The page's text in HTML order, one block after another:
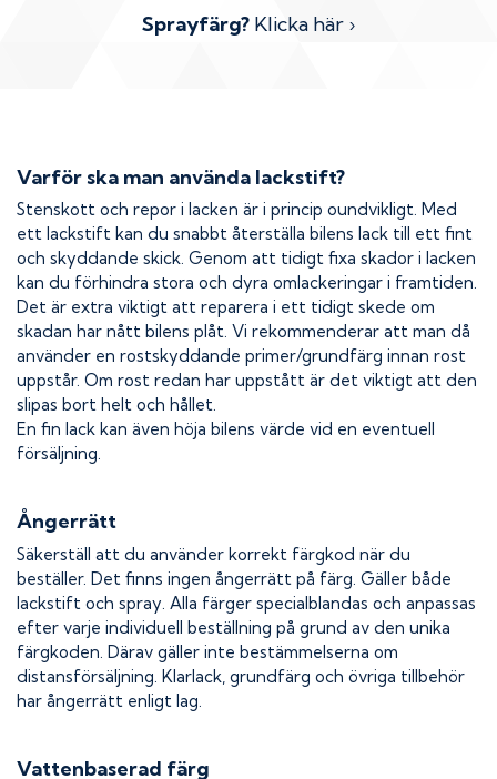
Sprayfärg? Klicka här ›
Varför ska man använda lackstift?
Stenskott och repor i lacken är i princip oundvikligt. Med
ett lackstift kan du snabbt återställa bilens lack till ett fint
och skyddande skick. Genom att tidigt fixa skador i lacken
kan du förhindra stora och dyra omlackeringar i framtiden.
Det är extra viktigt att reparera i ett tidigt skede om
skadan har nått bilens plåt. Vi rekommenderar att man då
använder en rostskyddande primer/grundfärg innan rost
uppstår. Om rost redan har uppstått är det viktigt att den
slipas bort helt och hållet.
En fin lack kan även höja bilens värde vid en eventuell
försäljning.
Ångerrätt
Säkerställ att du använder korrekt färgkod när du
beställer. Det finns ingen ångerrätt på färg. Gäller både
lackstift och spray. Alla färger specialblandas och anpassas
efter varje individuell beställning på grund av den unika
färgkoden. Därav gäller inte bestämmelserna om
distansförsäljning. Klarlack, grundfärg och övriga tillbehör
har ångerrätt enligt lag.
Vattenbaserad färg